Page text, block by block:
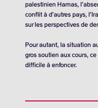
palestinien Hamas,
conflit à d’autres pays,
sur les perspectives de
Pour autant, la situation
gros soutien aux cours,
difficile à enfoncer.